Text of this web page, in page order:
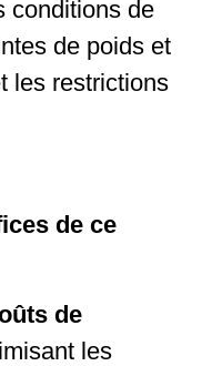
conditions de
de poids et
les restrictions
de ce
de
les